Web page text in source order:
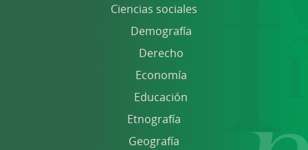
Ciencias sociales
Demografía
Derecho
Economía
Educación
Etnografía
Geografía